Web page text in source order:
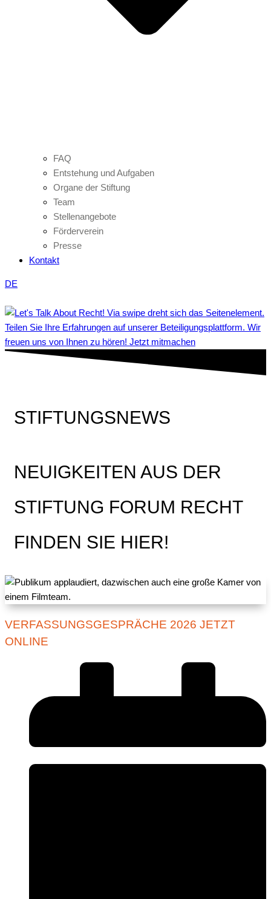
FAQ
Entstehung und Aufgaben
Organe der Stiftung
Team
Stellenangebote
Förderverein
Presse
Kontakt
DE
Teilen Sie Ihre Erfahrungen auf unserer Beteiligungsplattform. Wir
freuen uns von Ihnen zu hören! Jetzt mitmachen
STIFTUNGSNEWS
NEUIGKEITEN AUS DER
STIFTUNG FORUM RECHT
FINDEN SIE HIER!
VERFASSUNGSGESPRÄCHE 2026 JETZT
ONLINE